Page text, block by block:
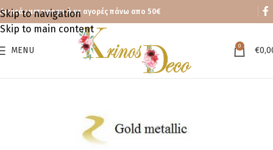
Skip to navigation
Skip to main content
Δωρεάν μεταφορικά με αγορές πάνω απο 50€
MENU 0 €